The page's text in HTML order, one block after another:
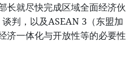
长就尽快完成区域全面经济伙
判，以及ASEAN 3（东盟加
济一体化与开放性等的必要性